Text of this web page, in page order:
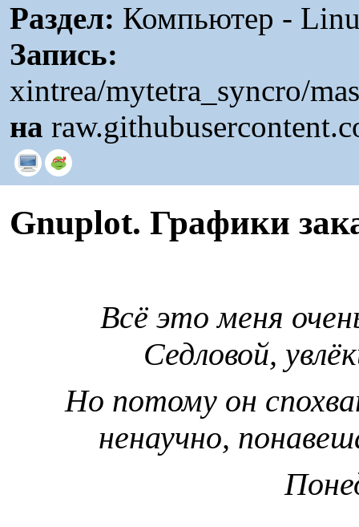
Раздел: Компьютер -
Запись:
xintrea/mytetra_syncro/
на
Gnuplot. Графики
Всё это меня
Седловой,
Но потому он
ненаучно,